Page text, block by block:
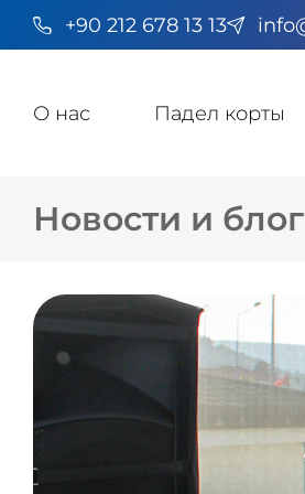
+90 212 678 13 13
О нас Падел корты
Новости и блог